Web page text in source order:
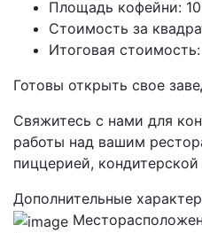
Площадь кофейни:
Стоимость за
Итоговая
Готовы открыть свое
Свяжитесь с нами для
работы над вашим
пиццерией,
Дополнительные